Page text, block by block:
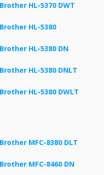
Brother HL-5370 DWT
Brother HL-5380
Brother HL-5380 DN
Brother HL-5380 DNLT
Brother HL-5380 DWLT
Brother MFC-8380 DLT
Brother MFC-8460 DN